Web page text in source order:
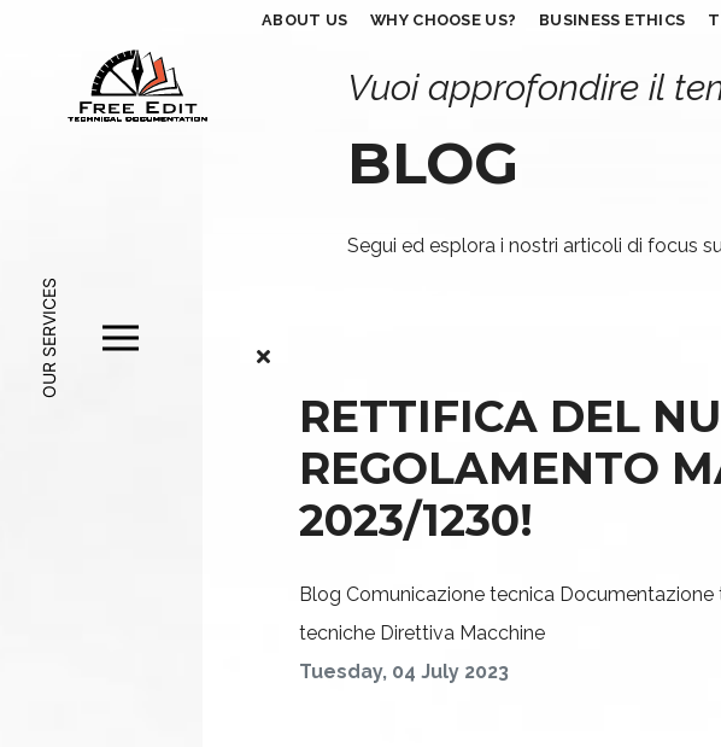
ABOUT US WHY CHOOSE US? BUSINESS ETHICS
OUR SERVICES
Vuoi approfondire il
BLOG
Segui ed esplora i nostri articoli di focus
RETTIFICA DEL
REGOLAMENTO
2023/1230!
Blog Comunicazione tecnica Documentazione
tecniche Direttiva Macchine
Tuesday, 04 July 2023